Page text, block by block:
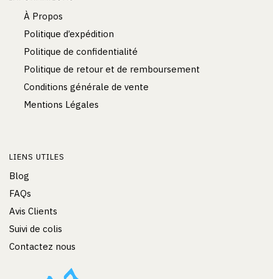
À Propos
Politique d’expédition
Politique de confidentialité
Politique de retour et de remboursement
Conditions générale de vente
Mentions Légales
LIENS UTILES
Blog
FAQs
Avis Clients
Suivi de colis
Contactez nous